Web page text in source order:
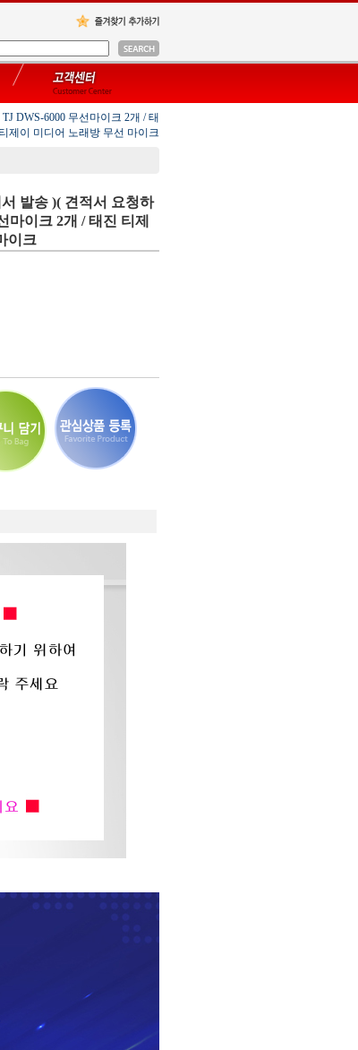
DWS-6000 무선마이크 2개 / 태
제이 미디어 노래방 무선 마이크
발송 )( 견적서 요청하
마이크 2개 / 태진 티제
이크